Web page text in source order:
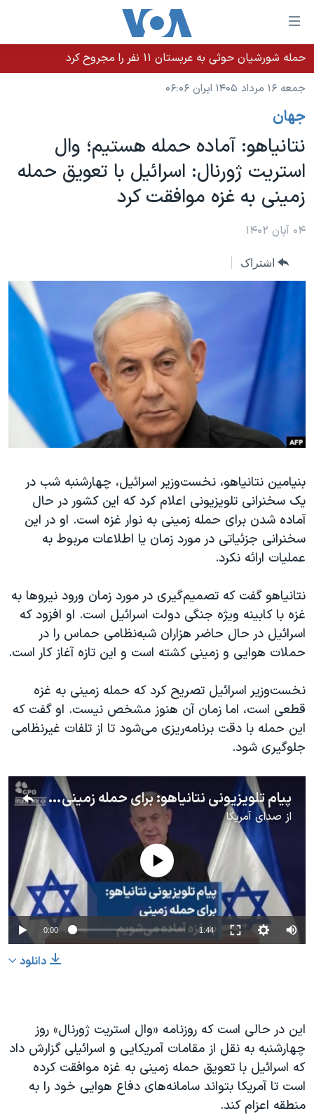
لینکهای
قابل
دسترسی
جهش
محتوای
اصلی
جهش
به
صفحه
جهش
خانه
نسخه سبک وب‌سایت
موضوع ها
ایران
آمریکا
جهان
ورزشی
ویدیوها
فرهنگ و زندگی
حقوق شهروندی
اقتصادی
اسرائیل در جنگ
آرشیو پخش زنده
برنامه های تلویزیونی
جدول برنامه ها
صفحه‌های ویژه
جام جهانی ۲۰۲۶
بایگانی برنامه‌های تلویزیونی
مستندها
انتخابات ریاست جمهوری آمریکا ۲۰۲۴
حمله جمهوری اسلامی به اسرائیل
ورزش زنان در ایران
مجموعه مستندهای دادخواهی
تریبونال مردمی آبان ۹۸
دادگاه حمید نوری
چهل سال گروگان‌گیری
اعتراضات مردمی آبان ۹۸
اسرائیل در جنگ
نرگس محمدی برنده جایزه نوبل صلح
صفحه‌های ویژه
سفر پرزیدنت ترامپ به چین
فرکانس‌های صدای آمریکا
پخش رادیویی
یادگیری زبان انگلیسی
دنبال کنید
زبانهای مختلف
حمله شورشیان حوثی به عربستان ۱۱ نفر را مجروح کرد
جمعه ۱۶ مرداد ۱۴۰۵ ایران ۰۶:۰۶
جهان
نتانیاهو: آماده حمله هستیم؛ وال
استریت ژورنال: اسرائیل با تعویق حمله
زمینی به غزه موافقت کرد
۰۴ آبان ۱۴۰۲
اشتراک
بنیامین نتانیاهو، نخست‌وزیر اسرائیل، چهارشنبه شب در
یک سخنرانی تلویزیونی اعلام کرد که این کشور در حال
آماده شدن برای حمله زمینی به نوار غزه است. او در این
سخنرانی جزئیاتی در مورد زمان یا اطلاعات مربوط به
عملیات ارائه نکرد.
نتانیاهو گفت که تصمیم‌گیری در مورد زمان ورود نیروها به
غزه با کابینه ویژه جنگی دولت اسرائیل است. او افزود که
اسرائیل در حال حاضر هزاران شبه‌نظامی حماس را در
حملات هوایی و زمینی کشته است و این تازه آغاز کار است.
نخست‌وزیر اسرائیل تصریح کرد که حمله زمینی به غزه
قطعی است، اما زمان آن هنوز مشخص نیست. او گفت که
این حمله با دقت برنامه‌ریزی می‌شود تا از تلفات غیرنظامی
جلوگیری شود.
پیام تلویزیونی نتانیاهو: برای حمله زمینی به غزه آماده می‌شویم
از صدای آمریکا
No media source currently available
0:00 1:44
دانلود
این در حالی است که روزنامه «وال استریت ژورنال» روز
چهارشنبه به نقل از مقامات آمریکایی و اسرائیلی گزارش داد
که اسرائیل با تعویق حمله زمینی به غزه موافقت کرده
است تا آمریکا بتواند سامانه‌های دفاع هوایی خود را به
منطقه اعزام کند.